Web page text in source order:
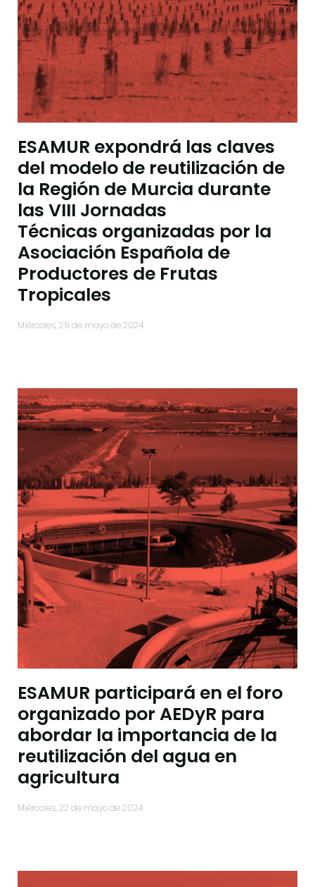
ESAMUR expondrá las claves
del modelo de reutilización de
la Región de Murcia durante
las VIII Jornadas
Técnicas organizadas por la
Asociación Española de
Productores de Frutas
Tropicales
miércoles, 29 de mayo de 2024
ESAMUR participará en el foro
organizado por AEDyR para
abordar la importancia de la
reutilización del agua en
agricultura
miércoles, 22 de mayo de 2024